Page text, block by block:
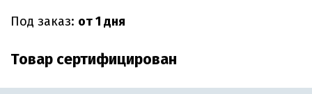
Под заказ: от 1 дня
Товар сертифицирован